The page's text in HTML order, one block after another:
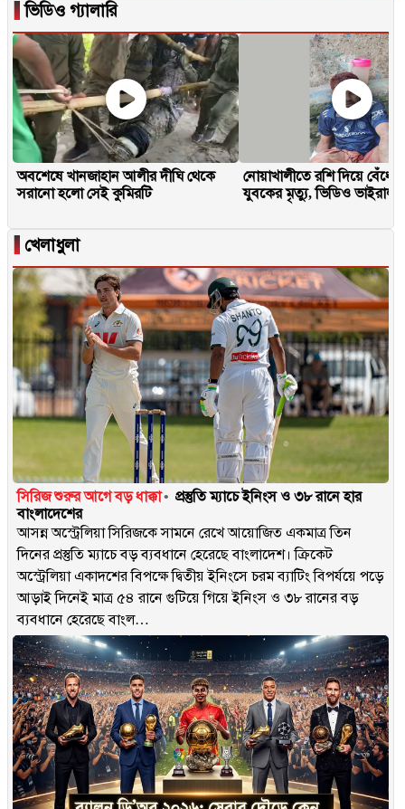
▐ভিডিও গ্যালারি
অবশেষে খানজাহান আলীর দীঘি থেকে
সরানো হলো সেই কুমিরটি
নোয়াখালীতে রশি দিয়ে বেঁধে
যুবকের মৃত্যু, ভিডিও ভাইরাল
▐ খেলাধুলা
সিরিজ শুরুর আগে বড় ধাক্কা
প্রস্তুতি ম্যাচে ইনিংস ও ৩৮ রানে হার
বাংলাদেশের
আসন্ন অস্ট্রেলিয়া সিরিজকে সামনে রেখে আয়োজিত একমাত্র তিন
দিনের প্রস্তুতি ম্যাচে বড় ব্যবধানে হেরেছে বাংলাদেশ। ক্রিকেট
অস্ট্রেলিয়া একাদশের বিপক্ষে দ্বিতীয় ইনিংসে চরম ব্যাটিং বিপর্যয়ে পড়ে
আড়াই দিনেই মাত্র ৫৪ রানে গুটিয়ে গিয়ে ইনিংস ও ৩৮ রানের বড়
ব্যবধানে হেরেছে বাংল…